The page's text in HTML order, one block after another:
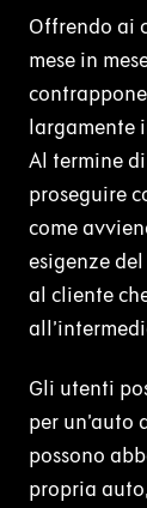
Offrendo ai
mese in
largamente
Al termine
proseguire
come
esigenze
al cliente
Gli utenti
per un’auto
possono
propria